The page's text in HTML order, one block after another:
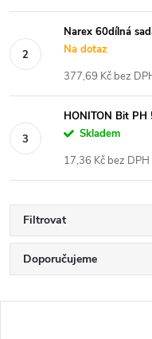
Narex 60dílná
Na dotaz
377,69 Kč bez
HONITON Bit
Skladem
17,36 Kč bez DPH
Filtrovat
Ř
a
Doporučujeme